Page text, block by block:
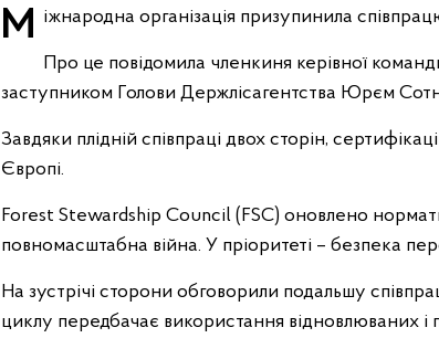
Міжнародна організація призупинила
Про це повідомила членкиня керівної
заступником Голови Держлісагентства Юрєм
Завдяки плідній співпраці двох сторін,
Європі.
Forest Stewardship Council (FSC) оновлено
повномасштабна війна. У пріоритеті – безпека
На зустрічі сторони обговорили подальшу
циклу передбачає використання відновлюваних і